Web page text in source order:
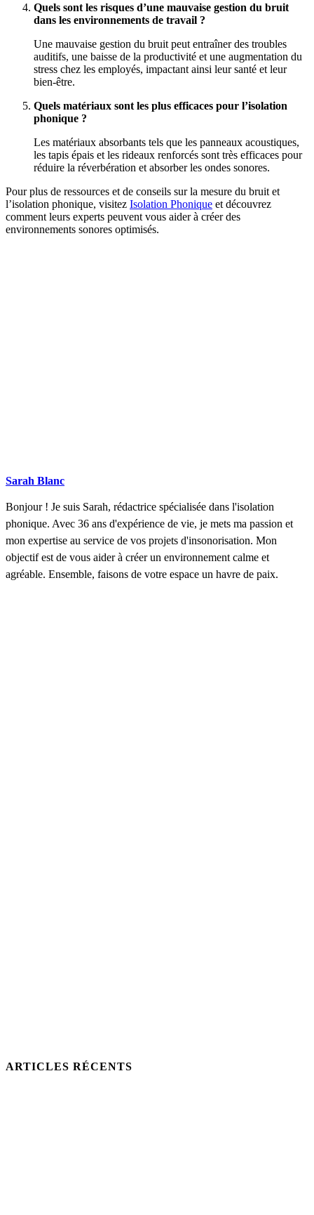
Quels sont les risques d’une mauvaise gestion du bruit
dans les environnements de travail ?
Une mauvaise gestion du bruit peut entraîner des troubles
auditifs, une baisse de la productivité et une augmentation du
stress chez les employés, impactant ainsi leur santé et leur
bien-être.
Quels matériaux sont les plus efficaces pour l’isolation
phonique ?
Les matériaux absorbants tels que les panneaux acoustiques,
les tapis épais et les rideaux renforcés sont très efficaces pour
réduire la réverbération et absorber les ondes sonores.
Pour plus de ressources et de conseils sur la mesure du bruit et
l’isolation phonique, visitez Isolation Phonique et découvrez
comment leurs experts peuvent vous aider à créer des
environnements sonores optimisés.
Sarah Blanc
Bonjour ! Je suis Sarah, rédactrice spécialisée dans l'isolation
phonique. Avec 36 ans d'expérience de vie, je mets ma passion et
mon expertise au service de vos projets d'insonorisation. Mon
objectif est de vous aider à créer un environnement calme et
agréable. Ensemble, faisons de votre espace un havre de paix.
ARTICLES RÉCENTS